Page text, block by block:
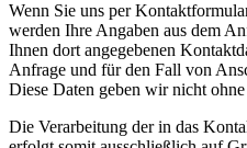
Wenn Sie uns per
werden Ihre Angaben aus dem
Ihnen dort angegebenen
Anfrage und für den Fall von
Diese Daten geben wir nicht
Die Verarbeitung der in das